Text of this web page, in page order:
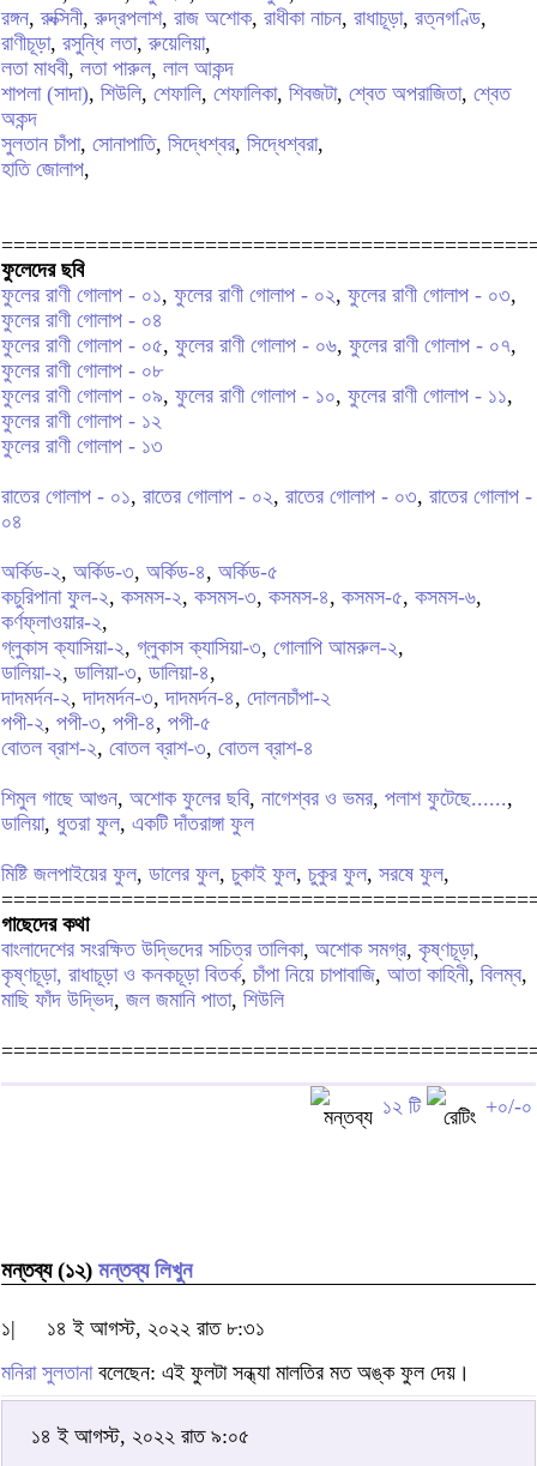
রঙ্গন,রুক্সিনী,রুদ্রপলাশ, রাজ অশোক, রাধীকা নাচন, রাধাচূড়া, রত্নগণ্ডি,
রাণীচূড়া, রসুন্ধি লতা,রুয়েলিয়া,
লতা মাধবী, লতা পারুল, লাল আকন্দ
শাপলা (সাদা), শিউলি, শেফালি, শেফালিকা, শিবজটা, শ্বেত অপরাজিতা, শ্বেত
অকন্দ
সুলতান চাঁপা, সোনাপাতি, সিদ্ধেশ্বর, সিদ্ধেশ্বরা,
হাতি জোলাপ,
ফুলেদের ছবি
ফুলের রাণী গোলাপ - ০১, ফুলের রাণী গোলাপ - ০২, ফুলের রাণী গোলাপ - ০৩,
ফুলের রাণী গোলাপ - ০৪
ফুলের রাণী গোলাপ - ০৫, ফুলের রাণী গোলাপ - ০৬, ফুলের রাণী গোলাপ - ০৭,
ফুলের রাণী গোলাপ - ০৮
ফুলের রাণী গোলাপ - ০৯, ফুলের রাণী গোলাপ - ১০, ফুলের রাণী গোলাপ - ১১,
ফুলের রাণী গোলাপ - ১২
ফুলের রাণী গোলাপ - ১৩
রাতের গোলাপ - ০১, রাতের গোলাপ - ০২, রাতের গোলাপ - ০৩, রাতের গোলাপ -
০৪
অর্কিড-২, অর্কিড-৩, অর্কিড-৪, অর্কিড-৫
কচুরিপানা ফুল-২, কসমস-২, কসমস-৩, কসমস-৪, কসমস-৫, কসমস-৬,
কর্ণফ্লাওয়ার-২,
গ্লুকাস ক্যাসিয়া-২, গ্লুকাস ক্যাসিয়া-৩, গোলাপি আমরুল-২,
ডালিয়া-২, ডালিয়া-৩, ডালিয়া-৪,
দাদমর্দন-২,দাদমর্দন-৩,দাদমর্দন-৪, দোলনচাঁপা-২
পপী-২, পপী-৩, পপী-৪, পপী-৫
বোতল ব্রাশ-২, বোতল ব্রাশ-৩, বোতল ব্রাশ-৪
শিমুল গাছে আগুন, অশোক ফুলের ছবি, নাগেশ্বর ও ভমর, পলাশ ফুটেছে......,
ডালিয়া, ধুতরা ফুল, একটি দাঁতরাঙ্গা ফুল
মিষ্টি জলপাইয়ের ফুল, ডালের ফুল, চুকাই ফুল, চুকুর ফুল, সরষে ফুল,
গাছেদের কথা
বাংলাদেশের সংরক্ষিত উদ্ভিদের সচিত্র তালিকা, অশোক সমগ্র, কৃষ্ণচূড়া,
কৃষ্ণচূড়া, রাধাচূড়া ও কনকচূড়া বিতর্ক, চাঁপা নিয়ে চাপাবাজি, আতা কাহিনী, বিলম্ব,
মাছি ফাঁদ উদ্ভিদ, জল জমানি পাতা, শিউলি
১২ টি +০/-০
মন্তব্য (১২) মন্তব্য লিখুন
১|
১৪ ই আগস্ট, ২০২২ রাত ৮:৩১
মনিরা সুলতানাবলেছেন: এই ফুলটা সন্ধ্যা মালতির মত অঙ্ক ফুল দেয়।
১৪ ই আগস্ট, ২০২২ রাত ৯:০৫